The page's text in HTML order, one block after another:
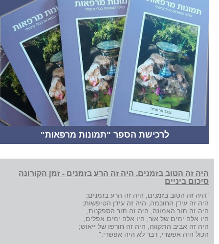
לרכישת הספר "תמונות מרפאות"
היה זה הטוב בזמנים, היה זה הרע בזמנים - זמן הקורונה
סיכום ביניים
"היה זה הטוב בזמנים, היה זה הרע בזמנים;
היה זה עידן החוכמה, היה זה עידן הטיפשות;
היה זה תור האמונה, היה זה תור הספקנות;
היו אלה ימים של אור, היו אלה ימים אפלים;
היה זה אביב התקווה, היה זה חורפו של ייאוש;
הכול היה אפשרי, דבר לא היה אפשרי."